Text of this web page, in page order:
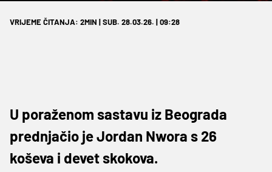
VRIJEME ČITANJA: 2MIN | SUB. 28.03.26. | 09:28
U poraženom sastavu iz Beograda
prednjačio je Jordan Nwora s 26
koševa i devet skokova.